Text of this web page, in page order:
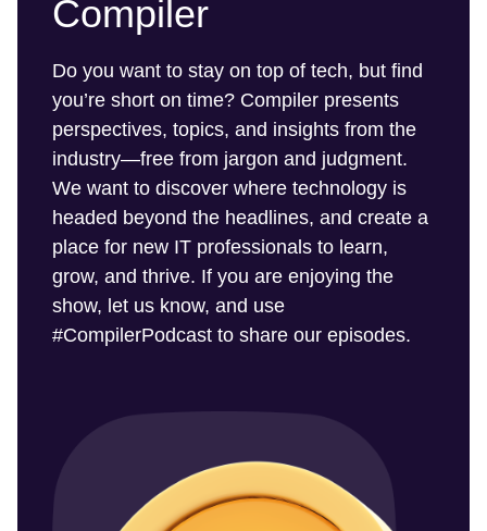
Compiler
Do you want to stay on top of tech, but find
you’re short on time? Compiler presents
perspectives, topics, and insights from the
industry—free from jargon and judgment.
We want to discover where technology is
headed beyond the headlines, and create a
place for new IT professionals to learn,
grow, and thrive. If you are enjoying the
show, let us know, and use
#CompilerPodcast to share our episodes.